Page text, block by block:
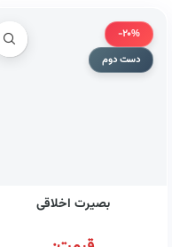
-20%
دست دوم
بصیرت اخلاقی